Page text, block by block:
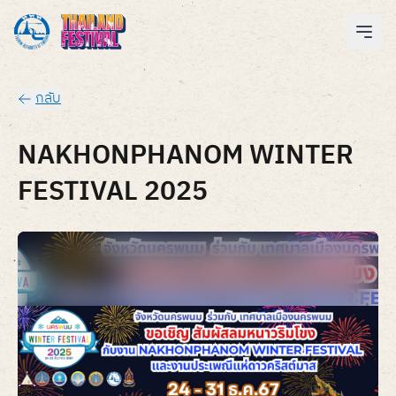
กลับ
NAKHONPHANOM WINTER
FESTIVAL 2025